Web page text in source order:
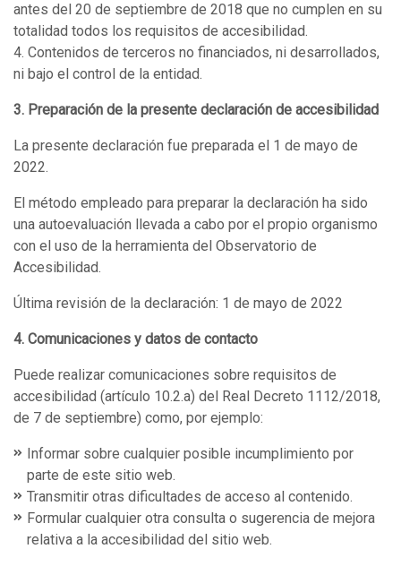
antes del 20 de septiembre de 2018 que no cumplen en su
totalidad todos los requisitos de accesibilidad.
4. Contenidos de terceros no financiados, ni desarrollados,
ni bajo el control de la entidad.
3. Preparación de la presente declaración de accesibilidad
La presente declaración fue preparada el 1 de mayo de
2022.
El método empleado para preparar la declaración ha sido
una autoevaluación llevada a cabo por el propio organismo
con el uso de la herramienta del Observatorio de
Accesibilidad.
Última revisión de la declaración: 1 de mayo de 2022
4. Comunicaciones y datos de contacto
Puede realizar comunicaciones sobre requisitos de
accesibilidad (artículo 10.2.a) del Real Decreto 1112/2018,
de 7 de septiembre) como, por ejemplo:
Informar sobre cualquier posible incumplimiento por
parte de este sitio web.
Transmitir otras dificultades de acceso al contenido.
Formular cualquier otra consulta o sugerencia de mejora
relativa a la accesibilidad del sitio web.